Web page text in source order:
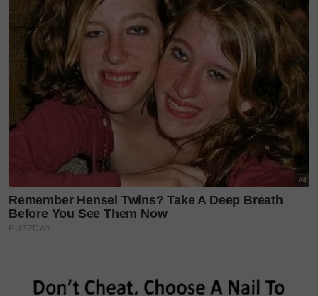
sabun mandi yang sesuai, memakai pelembap
atau serum tertentu yang mengikut kesesuaian
kulit.